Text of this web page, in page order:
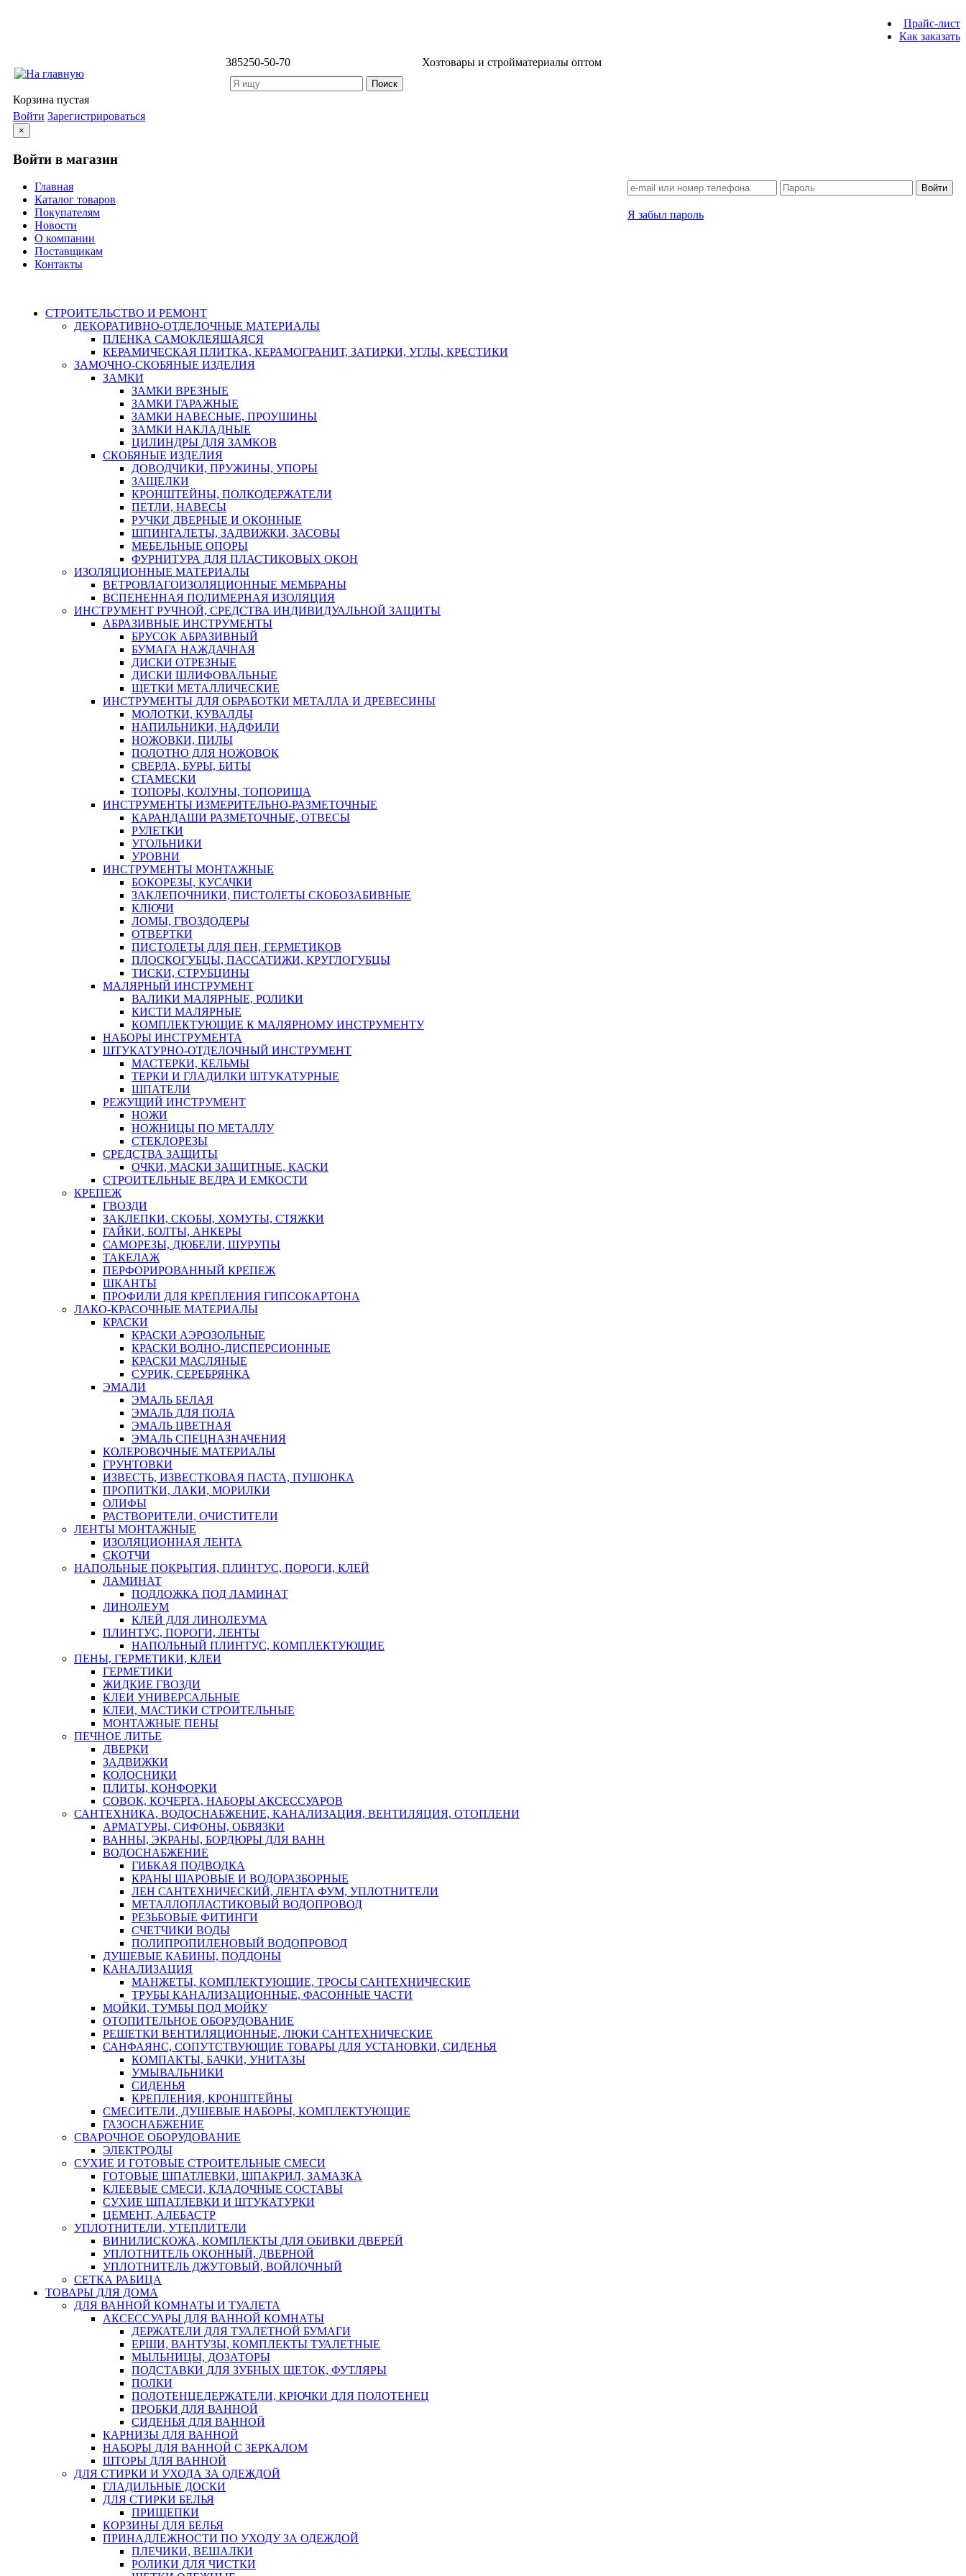
Прайс-лист
Как заказать
385250-50-70 Хозтовары и стройматериалы оптом
Корзина пустая
Войти Зарегистрироваться
×
Войти в магазин
Войти
Я забыл пароль
Главная
Каталог товаров
Покупателям
Новости
О компании
Поставщикам
Контакты
СТРОИТЕЛЬСТВО И РЕМОНТ
ДЕКОРАТИВНО-ОТДЕЛОЧНЫЕ МАТЕРИАЛЫ
ПЛЕНКА САМОКЛЕЯЩАЯСЯ
КЕРАМИЧЕСКАЯ ПЛИТКА, КЕРАМОГРАНИТ, ЗАТИРКИ, УГЛЫ, КРЕСТИКИ
ЗАМОЧНО-СКОБЯНЫЕ ИЗДЕЛИЯ
ЗАМКИ
ЗАМКИ ВРЕЗНЫЕ
ЗАМКИ ГАРАЖНЫЕ
ЗАМКИ НАВЕСНЫЕ, ПРОУШИНЫ
ЗАМКИ НАКЛАДНЫЕ
ЦИЛИНДРЫ ДЛЯ ЗАМКОВ
СКОБЯНЫЕ ИЗДЕЛИЯ
ДОВОДЧИКИ, ПРУЖИНЫ, УПОРЫ
ЗАЩЕЛКИ
КРОНШТЕЙНЫ, ПОЛКОДЕРЖАТЕЛИ
ПЕТЛИ, НАВЕСЫ
РУЧКИ ДВЕРНЫЕ И ОКОННЫЕ
ШПИНГАЛЕТЫ, ЗАДВИЖКИ, ЗАСОВЫ
МЕБЕЛЬНЫЕ ОПОРЫ
ФУРНИТУРА ДЛЯ ПЛАСТИКОВЫХ ОКОН
ИЗОЛЯЦИОННЫЕ МАТЕРИАЛЫ
ВЕТРОВЛАГОИЗОЛЯЦИОННЫЕ МЕМБРАНЫ
ВСПЕНЕННАЯ ПОЛИМЕРНАЯ ИЗОЛЯЦИЯ
ИНСТРУМЕНТ РУЧНОЙ, СРЕДСТВА ИНДИВИДУАЛЬНОЙ ЗАЩИТЫ
АБРАЗИВНЫЕ ИНСТРУМЕНТЫ
БРУСОК АБРАЗИВНЫЙ
БУМАГА НАЖДАЧНАЯ
ДИСКИ ОТРЕЗНЫЕ
ДИСКИ ШЛИФОВАЛЬНЫЕ
ЩЕТКИ МЕТАЛЛИЧЕСКИЕ
ИНСТРУМЕНТЫ ДЛЯ ОБРАБОТКИ МЕТАЛЛА И ДРЕВЕСИНЫ
МОЛОТКИ, КУВАЛДЫ
НАПИЛЬНИКИ, НАДФИЛИ
НОЖОВКИ, ПИЛЫ
ПОЛОТНО ДЛЯ НОЖОВОК
СВЕРЛА, БУРЫ, БИТЫ
СТАМЕСКИ
ТОПОРЫ, КОЛУНЫ, ТОПОРИЩА
ИНСТРУМЕНТЫ ИЗМЕРИТЕЛЬНО-РАЗМЕТОЧНЫЕ
КАРАНДАШИ РАЗМЕТОЧНЫЕ, ОТВЕСЫ
РУЛЕТКИ
УГОЛЬНИКИ
УРОВНИ
ИНСТРУМЕНТЫ МОНТАЖНЫЕ
БОКОРЕЗЫ, КУСАЧКИ
ЗАКЛЕПОЧНИКИ, ПИСТОЛЕТЫ СКОБОЗАБИВНЫЕ
КЛЮЧИ
ЛОМЫ, ГВОЗДОДЕРЫ
ОТВЕРТКИ
ПИСТОЛЕТЫ ДЛЯ ПЕН, ГЕРМЕТИКОВ
ПЛОСКОГУБЦЫ, ПАССАТИЖИ, КРУГЛОГУБЦЫ
ТИСКИ, СТРУБЦИНЫ
МАЛЯРНЫЙ ИНСТРУМЕНТ
ВАЛИКИ МАЛЯРНЫЕ, РОЛИКИ
КИСТИ МАЛЯРНЫЕ
КОМПЛЕКТУЮЩИЕ К МАЛЯРНОМУ ИНСТРУМЕНТУ
НАБОРЫ ИНСТРУМЕНТА
ШТУКАТУРНО-ОТДЕЛОЧНЫЙ ИНСТРУМЕНТ
МАСТЕРКИ, КЕЛЬМЫ
ТЕРКИ И ГЛАДИЛКИ ШТУКАТУРНЫЕ
ШПАТЕЛИ
РЕЖУЩИЙ ИНСТРУМЕНТ
НОЖИ
НОЖНИЦЫ ПО МЕТАЛЛУ
СТЕКЛОРЕЗЫ
СРЕДСТВА ЗАЩИТЫ
ОЧКИ, МАСКИ ЗАЩИТНЫЕ, КАСКИ
СТРОИТЕЛЬНЫЕ ВЕДРА И ЕМКОСТИ
КРЕПЕЖ
ГВОЗДИ
ЗАКЛЕПКИ, СКОБЫ, ХОМУТЫ, СТЯЖКИ
ГАЙКИ, БОЛТЫ, АНКЕРЫ
САМОРЕЗЫ, ДЮБЕЛИ, ШУРУПЫ
ТАКЕЛАЖ
ПЕРФОРИРОВАННЫЙ КРЕПЕЖ
ШКАНТЫ
ПРОФИЛИ ДЛЯ КРЕПЛЕНИЯ ГИПСОКАРТОНА
ЛАКО-КРАСОЧНЫЕ МАТЕРИАЛЫ
КРАСКИ
КРАСКИ АЭРОЗОЛЬНЫЕ
КРАСКИ ВОДНО-ДИСПЕРСИОННЫЕ
КРАСКИ МАСЛЯНЫЕ
СУРИК, СЕРЕБРЯНКА
ЭМАЛИ
ЭМАЛЬ БЕЛАЯ
ЭМАЛЬ ДЛЯ ПОЛА
ЭМАЛЬ ЦВЕТНАЯ
ЭМАЛЬ СПЕЦНАЗНАЧЕНИЯ
КОЛЕРОВОЧНЫЕ МАТЕРИАЛЫ
ГРУНТОВКИ
ИЗВЕСТЬ, ИЗВЕСТКОВАЯ ПАСТА, ПУШОНКА
ПРОПИТКИ, ЛАКИ, МОРИЛКИ
ОЛИФЫ
РАСТВОРИТЕЛИ, ОЧИСТИТЕЛИ
ЛЕНТЫ МОНТАЖНЫЕ
ИЗОЛЯЦИОННАЯ ЛЕНТА
СКОТЧИ
НАПОЛЬНЫЕ ПОКРЫТИЯ, ПЛИНТУС, ПОРОГИ, КЛЕЙ
ЛАМИНАТ
ПОДЛОЖКА ПОД ЛАМИНАТ
ЛИНОЛЕУМ
КЛЕЙ ДЛЯ ЛИНОЛЕУМА
ПЛИНТУС, ПОРОГИ, ЛЕНТЫ
НАПОЛЬНЫЙ ПЛИНТУС, КОМПЛЕКТУЮЩИЕ
ПЕНЫ, ГЕРМЕТИКИ, КЛЕИ
ГЕРМЕТИКИ
ЖИДКИЕ ГВОЗДИ
КЛЕИ УНИВЕРСАЛЬНЫЕ
КЛЕИ, МАСТИКИ СТРОИТЕЛЬНЫЕ
МОНТАЖНЫЕ ПЕНЫ
ПЕЧНОЕ ЛИТЬЕ
ДВЕРКИ
ЗАДВИЖКИ
КОЛОСНИКИ
ПЛИТЫ, КОНФОРКИ
СОВОК, КОЧЕРГА, НАБОРЫ АКСЕССУАРОВ
САНТЕХНИКА, ВОДОСНАБЖЕНИЕ, КАНАЛИЗАЦИЯ, ВЕНТИЛЯЦИЯ, ОТОПЛЕНИ
АРМАТУРЫ, СИФОНЫ, ОБВЯЗКИ
ВАННЫ, ЭКРАНЫ, БОРДЮРЫ ДЛЯ ВАНН
ВОДОСНАБЖЕНИЕ
ГИБКАЯ ПОДВОДКА
КРАНЫ ШАРОВЫЕ И ВОДОРАЗБОРНЫЕ
ЛЕН САНТЕХНИЧЕСКИЙ, ЛЕНТА ФУМ, УПЛОТНИТЕЛИ
МЕТАЛЛОПЛАСТИКОВЫЙ ВОДОПРОВОД
РЕЗЬБОВЫЕ ФИТИНГИ
СЧЕТЧИКИ ВОДЫ
ПОЛИПРОПИЛЕНОВЫЙ ВОДОПРОВОД
ДУШЕВЫЕ КАБИНЫ, ПОДДОНЫ
КАНАЛИЗАЦИЯ
МАНЖЕТЫ, КОМПЛЕКТУЮЩИЕ, ТРОСЫ САНТЕХНИЧЕСКИЕ
ТРУБЫ КАНАЛИЗАЦИОННЫЕ, ФАСОННЫЕ ЧАСТИ
МОЙКИ, ТУМБЫ ПОД МОЙКУ
ОТОПИТЕЛЬНОЕ ОБОРУДОВАНИЕ
РЕШЕТКИ ВЕНТИЛЯЦИОННЫЕ, ЛЮКИ САНТЕХНИЧЕСКИЕ
САНФАЯНС, СОПУТСТВУЮЩИЕ ТОВАРЫ ДЛЯ УСТАНОВКИ, СИДЕНЬЯ
КОМПАКТЫ, БАЧКИ, УНИТАЗЫ
УМЫВАЛЬНИКИ
СИДЕНЬЯ
КРЕПЛЕНИЯ, КРОНШТЕЙНЫ
СМЕСИТЕЛИ, ДУШЕВЫЕ НАБОРЫ, КОМПЛЕКТУЮЩИЕ
ГАЗОСНАБЖЕНИЕ
СВАРОЧНОЕ ОБОРУДОВАНИЕ
ЭЛЕКТРОДЫ
СУХИЕ И ГОТОВЫЕ СТРОИТЕЛЬНЫЕ СМЕСИ
ГОТОВЫЕ ШПАТЛЕВКИ, ШПАКРИЛ, ЗАМАЗКА
КЛЕЕВЫЕ СМЕСИ, КЛАДОЧНЫЕ СОСТАВЫ
СУХИЕ ШПАТЛЕВКИ И ШТУКАТУРКИ
ЦЕМЕНТ, АЛЕБАСТР
УПЛОТНИТЕЛИ, УТЕПЛИТЕЛИ
ВИНИЛИСКОЖА, КОМПЛЕКТЫ ДЛЯ ОБИВКИ ДВЕРЕЙ
УПЛОТНИТЕЛЬ ОКОННЫЙ, ДВЕРНОЙ
УПЛОТНИТЕЛЬ ДЖУТОВЫЙ, ВОЙЛОЧНЫЙ
СЕТКА РАБИЦА
ТОВАРЫ ДЛЯ ДОМА
ДЛЯ ВАННОЙ КОМНАТЫ И ТУАЛЕТА
АКСЕССУАРЫ ДЛЯ ВАННОЙ КОМНАТЫ
ДЕРЖАТЕЛИ ДЛЯ ТУАЛЕТНОЙ БУМАГИ
ЕРШИ, ВАНТУЗЫ, КОМПЛЕКТЫ ТУАЛЕТНЫЕ
МЫЛЬНИЦЫ, ДОЗАТОРЫ
ПОДСТАВКИ ДЛЯ ЗУБНЫХ ЩЕТОК, ФУТЛЯРЫ
ПОЛКИ
ПОЛОТЕНЦЕДЕРЖАТЕЛИ, КРЮЧКИ ДЛЯ ПОЛОТЕНЕЦ
ПРОБКИ ДЛЯ ВАННОЙ
СИДЕНЬЯ ДЛЯ ВАННОЙ
КАРНИЗЫ ДЛЯ ВАННОЙ
НАБОРЫ ДЛЯ ВАННОЙ С ЗЕРКАЛОМ
ШТОРЫ ДЛЯ ВАННОЙ
ДЛЯ СТИРКИ И УХОДА ЗА ОДЕЖДОЙ
ГЛАДИЛЬНЫЕ ДОСКИ
ДЛЯ СТИРКИ БЕЛЬЯ
ПРИЩЕПКИ
КОРЗИНЫ ДЛЯ БЕЛЬЯ
ПРИНАДЛЕЖНОСТИ ПО УХОДУ ЗА ОДЕЖДОЙ
ПЛЕЧИКИ, ВЕШАЛКИ
РОЛИКИ ДЛЯ ЧИСТКИ